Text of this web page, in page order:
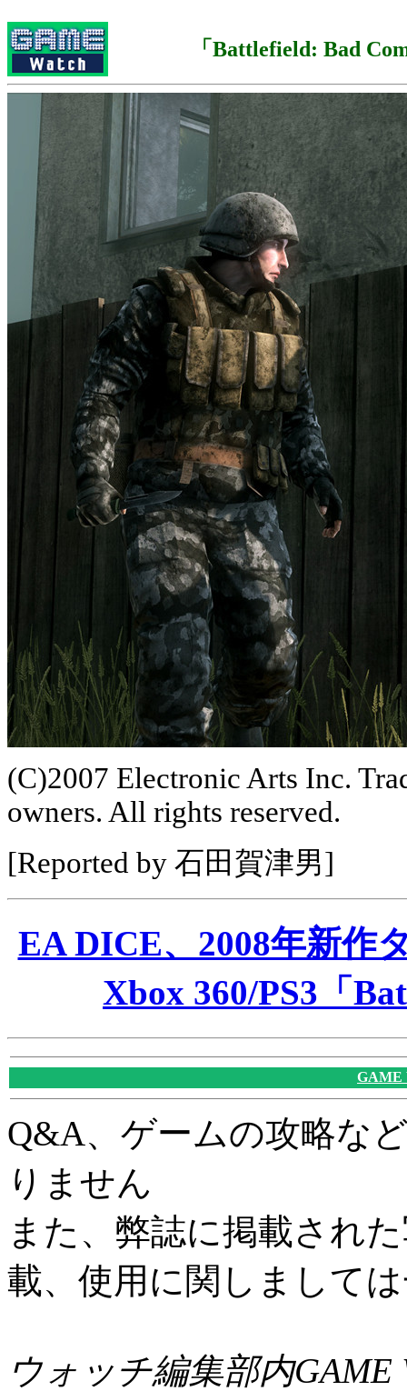
「Battlefield: Bad
(C)2007 Electronic Arts Inc.
owners. All rights reserved.
[Reported by 石田賀津男]
EA DICE、2008年新作
Xbox 360/PS3「
GAME
Q&A、ゲームの攻略な
りません
また、弊誌に掲載され
載、使用に関しまして
ウォッチ編集部内GAME